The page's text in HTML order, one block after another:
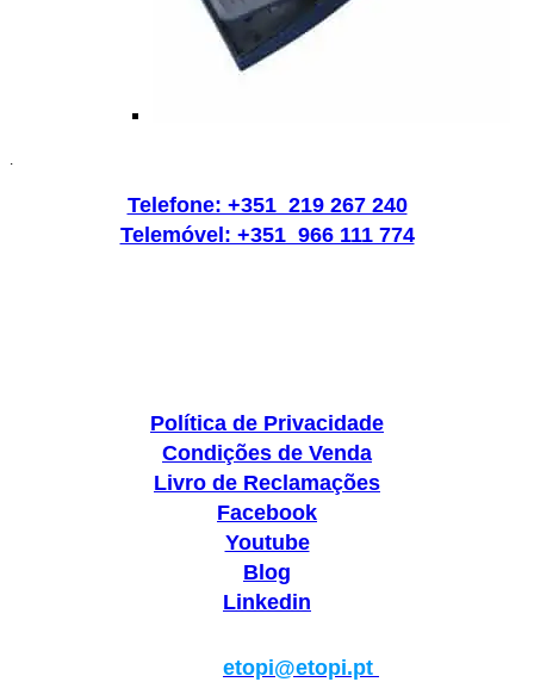
.
Telefone: +351 219 267 240
Telemóvel: +351 966 111 774
Política de Privacidade
Condições de Venda
Livro de Reclamações
Facebook
Youtube
Blog
Linkedin
etopi@etopi.pt